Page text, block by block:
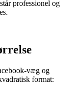
professionel og
væg og
format: